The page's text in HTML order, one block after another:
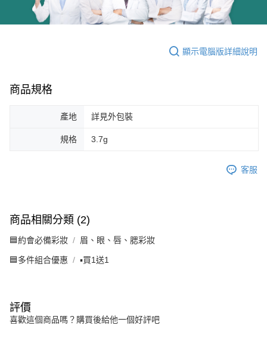
顯示電腦版詳細說明
商品規格
產地 詳見外包裝
規格 3.7g
客服
商品相關分類 (2)
🟦約會必備彩妝 眉、眼、唇、腮彩妝
🟦多件組合優惠 ▪️買1送1
評價
喜歡這個商品嗎？購買後給他一個好評吧